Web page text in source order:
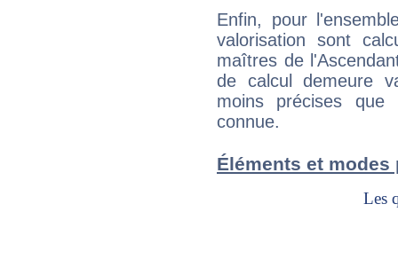
Enfin, pour
valorisation sont
maîtres de
de calcul demeure
moins précises que
connue.
Éléments et modes